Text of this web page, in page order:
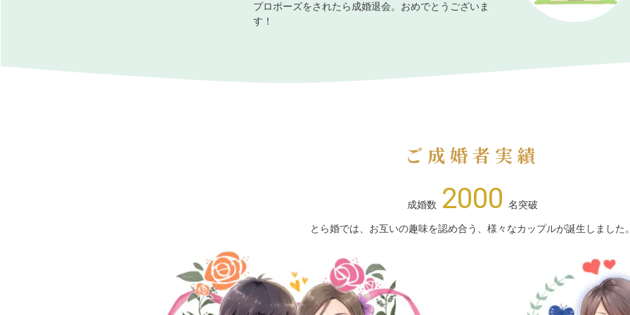
プロポーズをされたら成婚退会。おめでとうございま
す！
ご成婚者実績
成婚数 2000 名突破
とら婚では、お互いの趣味を認め合う、様々なカップルが誕生しました